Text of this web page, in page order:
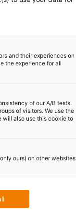
fixer
ainsi les
de
les
and their experiences on
the experience for all
of our A/B tests.
of visitors. We use the
will also use this cookie to
ours) on other websites